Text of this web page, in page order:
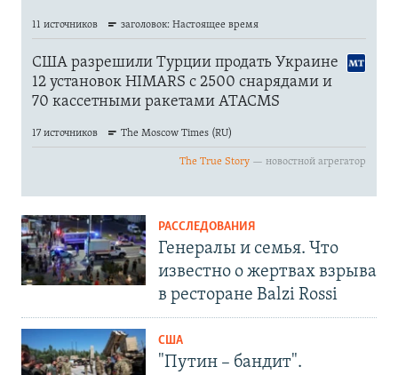
РАССЛЕДОВАНИЯ
Генералы и семья. Что
известно о жертвах взрыва
в ресторане Balzi Rossi
США
"Путин – бандит".